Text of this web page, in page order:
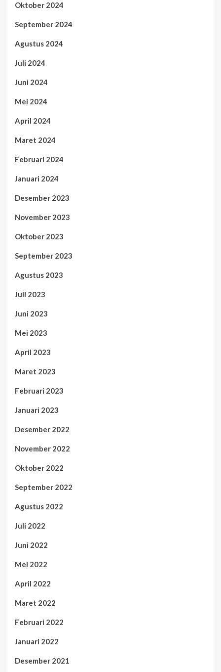
Oktober 2024
September 2024
Agustus 2024
Juli 2024
Juni 2024
Mei 2024
April 2024
Maret 2024
Februari 2024
Januari 2024
Desember 2023
November 2023
Oktober 2023
September 2023
Agustus 2023
Juli 2023
Juni 2023
Mei 2023
April 2023
Maret 2023
Februari 2023
Januari 2023
Desember 2022
November 2022
Oktober 2022
September 2022
Agustus 2022
Juli 2022
Juni 2022
Mei 2022
April 2022
Maret 2022
Februari 2022
Januari 2022
Desember 2021